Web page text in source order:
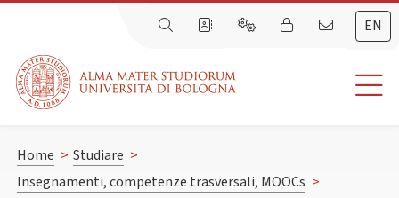
EN
Home > Studiare >
Insegnamenti, competenze trasversali, MOOCs >